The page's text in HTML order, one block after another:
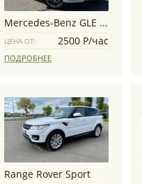
Mercedes-Benz GLE Coupe
ЦЕНА ОТ: 2500 Р/час
ПОДРОБНЕЕ
Range Rover Sport